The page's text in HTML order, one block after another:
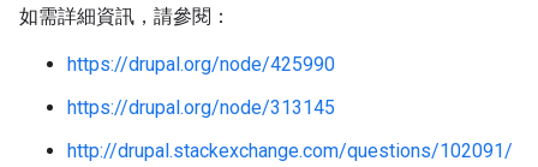
如需詳細資訊，請參閱：
https://drupal.org/node/425990
https://drupal.org/node/313145
http://drupal.stackexchange.com/questions/102091/